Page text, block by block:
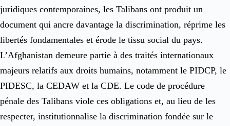
juridiques contemporaines, les Talibans ont produit un
document qui ancre davantage la discrimination, réprime les
libertés fondamentales et érode le tissu social du pays.
L’Afghanistan demeure partie à des traités internationaux
majeurs relatifs aux droits humains, notamment le PIDCP, le
PIDESC, la CEDAW et la CDE. Le code de procédure
pénale des Talibans viole ces obligations et, au lieu de les
respecter, institutionnalise la discrimination fondée sur le